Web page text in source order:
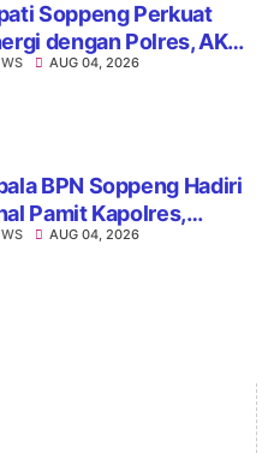
Soppeng Perkuat
dengan Polres, AKBP
Budiyanto Siap Layani
AUG 04, 2026
BPN Soppeng Hadiri
Pamit Kapolres,
Sinergi
AUG 04, 2026